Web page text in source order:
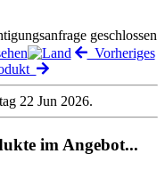
geschlossen
Vorheriges
22 Jun 2026.
im Angebot...